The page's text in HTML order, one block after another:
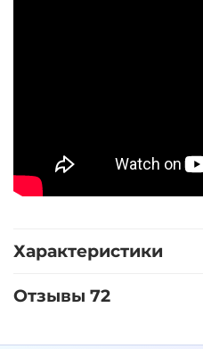
Характеристики
Отзывы 72